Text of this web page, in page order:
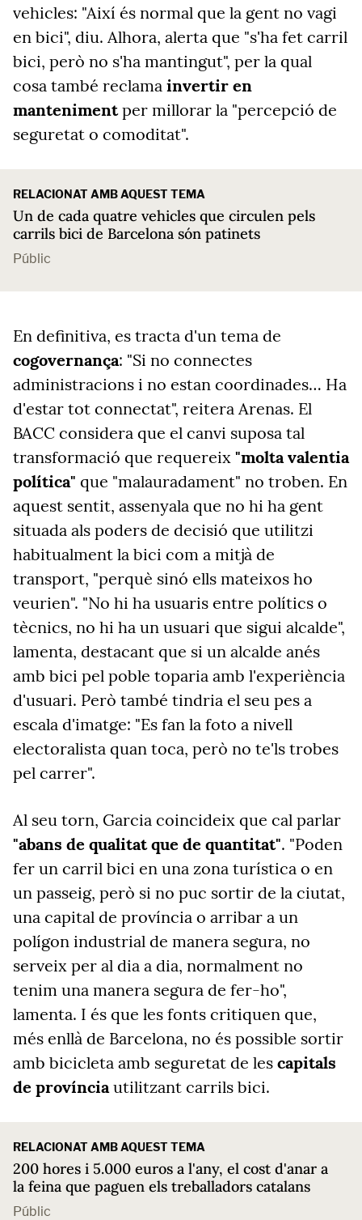
vehicles: "Així és normal que la gent no vagi
en bici", diu. Alhora, alerta que "s'ha fet carril
bici, però no s'ha mantingut", per la qual
cosa també reclama invertir en
mantenimentper millorar la "percepció de
seguretat o comoditat".
RELACIONAT AMB AQUEST TEMA
Un de cada quatre vehicles que circulen pels
carrils bici de Barcelona són patinets
Públic
En definitiva, es tracta d'un tema de
cogovernança: "Si no connectes
administracions i no estan coordinades… Ha
d'estar tot connectat", reitera Arenas. El
BACC considera que el canvi suposa tal
transformació que requereix "molta valentia
política" que "malauradament" no troben. En
aquest sentit, assenyala que no hi ha gent
situada als poders de decisió que utilitzi
habitualment la bici com a mitjà de
transport, "perquè sinó ells mateixos ho
veurien". "No hi ha usuaris entre polítics o
tècnics, no hi ha un usuari que sigui alcalde",
lamenta, destacant que si un alcalde anés
amb bici pel poble toparia amb l'experiència
d'usuari. Però també tindria el seu pes a
escala d'imatge: "Es fan la foto a nivell
electoralista quan toca, però no te'ls trobes
pel carrer".
Al seu torn, Garcia coincideix que cal parlar
"abans de qualitat que de quantitat". "Poden
fer un carril bici en una zona turística o en
un passeig, però si no puc sortir de la ciutat,
una capital de província o arribar a un
polígon industrial de manera segura, no
serveix per al dia a dia, normalment no
tenim una manera segura de fer-ho",
lamenta. I és que les fonts critiquen que,
més enllà de Barcelona, no és possible sortir
amb bicicleta amb seguretat de les capitals
de provínciautilitzant carrils bici.
RELACIONAT AMB AQUEST TEMA
200 hores i 5.000 euros a l'any, el cost d'anar a
la feina que paguen els treballadors catalans
Públic